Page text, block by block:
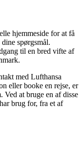
hjemmeside for at få
spørgsmål.
til en bred vifte af
med Lufthansa
eller booke en rejse, er
Ved at bruge en af ​​disse
brug for, fra et af